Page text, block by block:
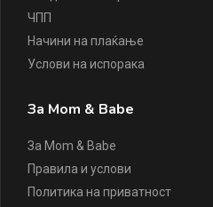
ЧПП
Начини на плаќање
Услови на испорака
За Mom & Babe
За Mom & Babe
Правила и услови
Политика на приватност